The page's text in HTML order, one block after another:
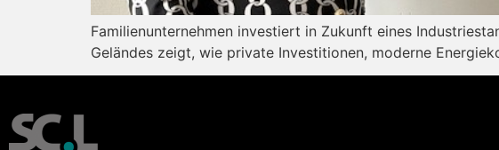
Familienunternehmen investiert in Zukunft eines
Geländes zeigt, wie private Investitionen, moderne